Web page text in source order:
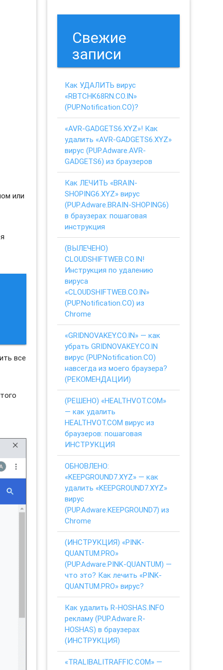
или
все
Свежие
записи
Как УДАЛИТЬ вирус
«RBTCHK68RN.CO.IN»
(PUP.Notification.CO)?
«AVR-GADGETS6.XYZ»! Как
удалить «AVR-GADGETS6.XYZ»
вирус (PUP.Adware.AVR-
GADGETS6) из браузеров
Как ЛЕЧИТЬ «BRAIN-
SHOPING6.XYZ» вирус
(PUP.Adware.BRAIN-SHOPING6)
в браузерах: пошаговая
инструкция
(ВЫЛЕЧЕНО)
CLOUDSHIFTWEB.CO.IN!
Инструкция по удалению
вируса
«CLOUDSHIFTWEB.CO.IN»
(PUP.Notification.CO) из
Chrome
«GRIDNOVAKEY.CO.IN» — как
убрать GRIDNOVAKEY.CO.IN
вирус (PUP.Notification.CO)
навсегда из моего браузера?
(РЕКОМЕНДАЦИИ)
(РЕШЕНО) «HEALTHVOT.COM»
— как удалить
HEALTHVOT.COM вирус из
браузеров: пошаговая
ИНСТРУКЦИЯ
ОБНОВЛЕНО:
«KEEPGROUND7.XYZ» — как
удалить «KEEPGROUND7.XYZ»
вирус
(PUP.Adware.KEEPGROUND7) из
Chrome
(ИНСТРУКЦИЯ) «PINK-
QUANTUM.PRO»
(PUP.Adware.PINK-QUANTUM) —
что это? Как лечить «PINK-
QUANTUM.PRO» вирус?
Как удалить R-HOSHAS.INFO
рекламу (PUP.Adware.R-
HOSHAS) в браузерах
(ИНСТРУКЦИЯ)
«TRALIBALITRAFFIC.COM» —